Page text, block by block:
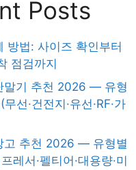
Posts
방법: 사이즈 확인부터
점검까지
말기 추천 2026 — 유형
선·건전지·유선·RF·가
고 추천 2026 — 유형별
레서·펠티어·대용량·미